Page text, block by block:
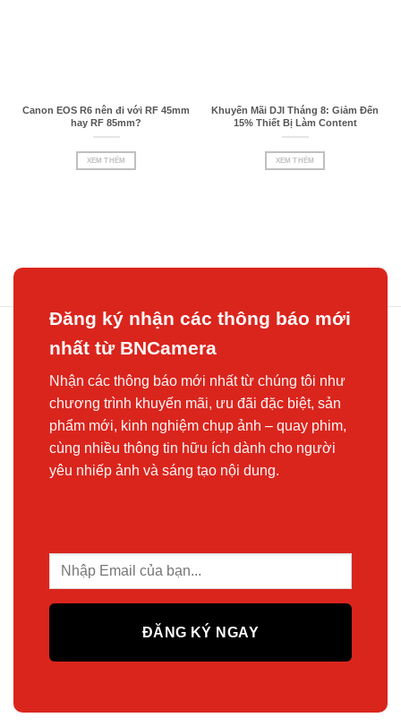
Canon EOS R6 nên đi với RF 45mm
hay RF 85mm?
XEM THÊM
Khuyến Mãi DJI Tháng 8: Giảm Đến
15% Thiết Bị Làm Content
XEM THÊM
Đăng ký nhận các thông báo mới
nhất từ BNCamera
Nhận các thông báo mới nhất từ chúng tôi như
chương trình khuyến mãi, ưu đãi đặc biệt, sản
phẩm mới, kinh nghiệm chụp ảnh – quay phim,
cùng nhiều thông tin hữu ích dành cho người
yêu nhiếp ảnh và sáng tạo nội dung.